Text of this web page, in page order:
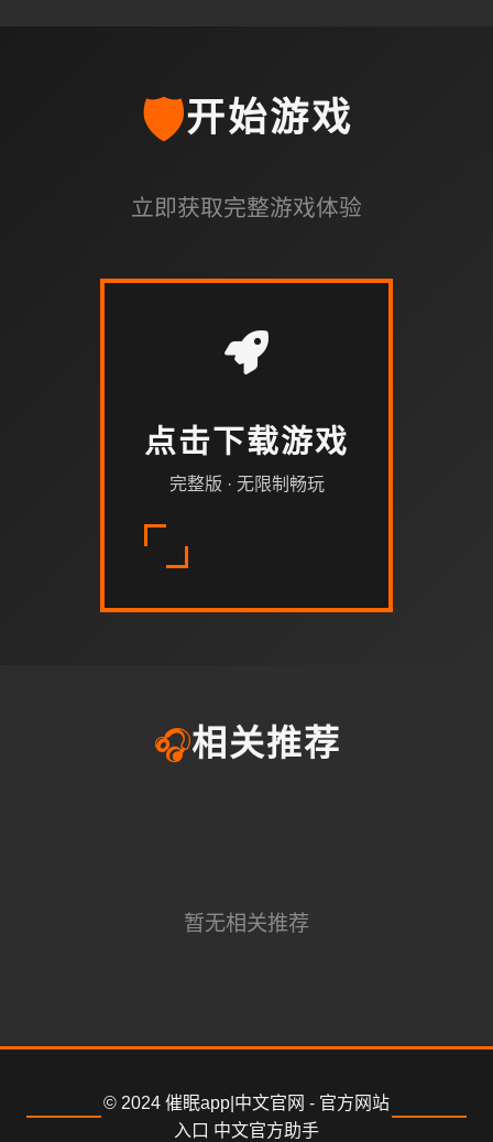
🛡️开始游戏
立即获取完整游戏体验
点击下载游戏
完整版 · 无限制畅玩
🎧相关推荐
暂无相关推荐
© 2024 催眠app|中文官网 - 官方网站
入口 中文官方助手